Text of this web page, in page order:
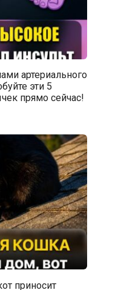
артериального
эти 5
прямо сейчас!
приносит